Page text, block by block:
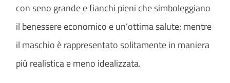
con seno grande e fianchi pieni che simboleggiano
il benessere economico e un’ottima salute; mentre
il maschio è rappresentato solitamente in maniera
più realistica e meno idealizzata.